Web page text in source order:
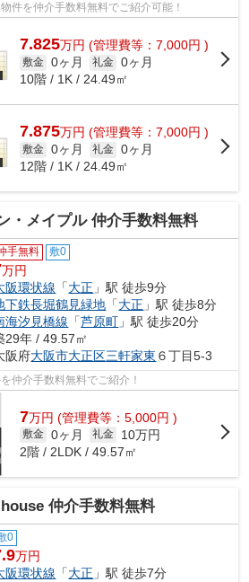
件を仲介手数料無料でご紹介可能！
7.825万円 (管理費等：7,000円 )
敷金 0ヶ月 礼金 0ヶ月
10階 / 1K / 24.49㎡
7.875万円 (管理費等：7,000円 )
敷金 0ヶ月 礼金 0ヶ月
12階 / 1K / 24.49㎡
・メイプル 仲介手数料無料
手無料 敷0
万円
阪環状線 「大正 」駅 徒歩9分
下鉄長堀鶴見緑地 「大正 」駅 徒歩8分
海汐見橋線 「芦原町 」駅 徒歩20分
29年 / 49.57㎡
阪府大阪市大正区三軒家東 ６丁目5-3
仲介手数料無料でご紹介！
7万円 (管理費等：5,000円 )
敷金 0ヶ月 礼金
10万円
2階 / 2LDK / 49.57㎡
仲介手数料無料
0
万円
阪環状線 「大正 」駅 徒歩7分